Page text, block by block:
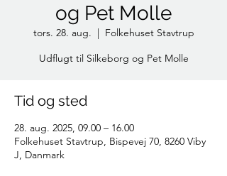
og Pet Molle
tors. 28. aug.
  |
Folkehuset Stavtrup
Udflugt til Silkeborg og Pet Molle
Tid og sted
28. aug. 2025, 09.00 – 16.00
Folkehuset Stavtrup, Bispevej 70, 8260 Viby
J, Danmark